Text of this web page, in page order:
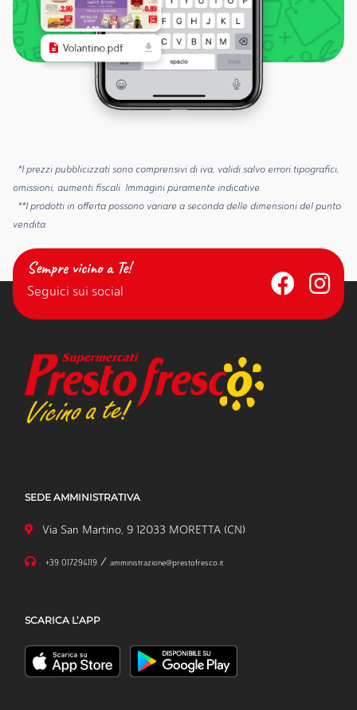
*I prezzi pubblicizzati sono comprensivi di iva, validi salvo errori tipografici,
omissioni, aumenti fiscali. Immagini puramente indicative.
**I prodotti in offerta possono variare a seconda delle dimensioni del punto
vendita.
Sempre vicino a Te!
Seguici sui social
SEDE AMMINISTRATIVA
Via San Martino, 9 12033 MORETTA (CN)
+39 017294119/ amministrazione@prestofresco.it
SCARICA L’APP